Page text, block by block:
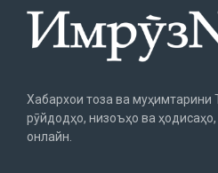
Хабархои тоза ва муҳимтарини
рӯйдодҳо, низоъҳо ва
онлайн.